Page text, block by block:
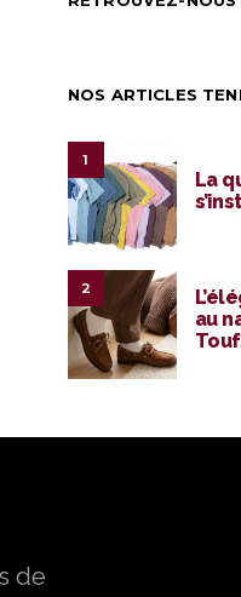
NOS ARTICLES
1
La
2
au
de